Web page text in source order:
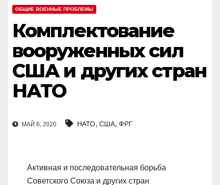
ОБЩИЕ ВОЕННЫЕ ПРОБЛЕМЫ
Комплектование
вооруженных сил
США и других стран
НАТО
МАЙ 6, 2020 НАТО, США, ФРГ
Активная и последовательная борьба
Советского Союза и других стран